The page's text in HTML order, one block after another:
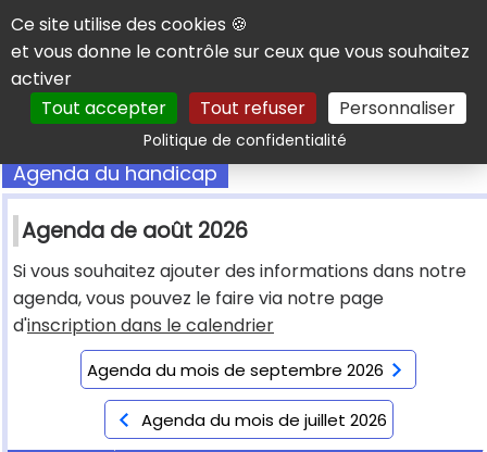
Panneau de gestion des cookies
Ce site utilise des cookies 🍪
et vous donne le contrôle sur ceux que vous souhaitez
activer
Tout accepter
Tout refuser Personnaliser
Politique de confidentialitéRechercher
Agenda du handicap
Agenda de août 2026
Si vous souhaitez ajouter des informations dans notre
agenda, vous pouvez le faire via notre page
d'inscription dans le calendrier
Agenda du mois de septembre 2026
Agenda du mois de juillet 2026